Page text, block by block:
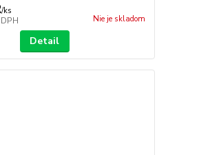
/ks
Nie je skladom
Detail